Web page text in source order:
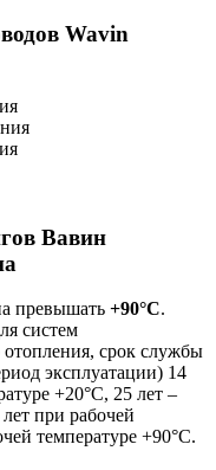
Wavin
Вавин
превышать +90°C.
систем
отопления, срок службы
эксплуатации) 14
+20°С, 25 лет –
при рабочей
температуре +90°С.